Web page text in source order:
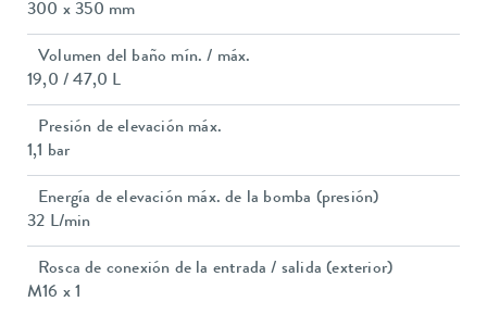
300 x 350 mm
Volumen del baño mín. / máx.
19,0 / 47,0 L
Presión de elevación máx.
1,1 bar
Energía de elevación máx. de la bomba (presión)
32 L/min
Rosca de conexión de la entrada / salida (exterior)
M16 x 1